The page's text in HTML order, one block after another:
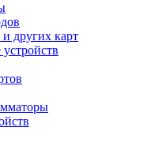
других карт